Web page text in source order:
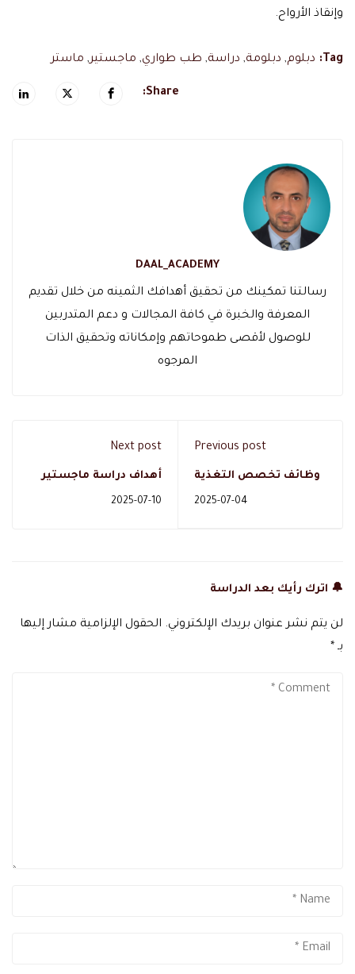
وإنقاذ الأرواح.
Tag: دبلوم, دبلومة, دراسة, طب طواري, ماجستير, ماستر
Share:
DAAL_ACADEMY
رسالتنا تمكينك من تحقيق أهدافك الثمينه من خلال تقديم
المعرفة والخبرة في كافة المجالات و دعم المتدربين
للوصول لأقصى طموحاتهم وإمكاناته وتحقيق الذات
المرجوه
Previous post
وظائف تخصص التغذية
2025-07-04
Next post
أهداف دراسة ماجستير
2025-07-10
🔔 اترك رأيك بعد الدراسة
لن يتم نشر عنوان بريدك الإلكتروني. الحقول الإلزامية مشار إليها
بـ *